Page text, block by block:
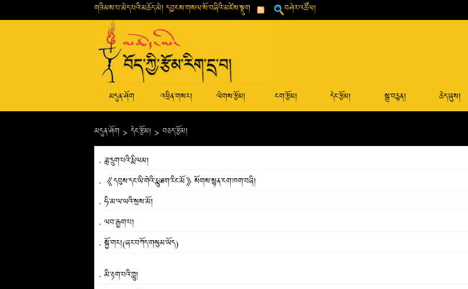
གཟིམས་པ་མེད་པའི་མཆོད་མེ། དབྱངས་གསལ་སོ་བཞིའི་མཛེས་སྡུག བཤེར་འཚོལ།
མདུན་ཤོག འཕྲིན་གསར། ལེགས་རྩོམ། ངག་རྩོམ། དེང་རྩོམ། སྒྲ་བརྙན། ཆེད་ཞུས།
མདུན་ཤོག > དེང་རྩོམ། > བཅད་རྩོམ།
ཟླ་དྲུག་པའི་རྨི་ལམ།
《དབུས་དང་ཡི་གེའི་རྨུ་ཐག་རིང་མོ》སོགས་སྙན་ངག་ཁག་བཞི།
ཧི་མ་ལ་ཡའི་སྲས་མོ།
ལབ་རྒྱག་པ།
སྐྱོ་གར།(ཞར་བཀོད་གསུམ་ཡོད)
མི་རྟག་པའི་གླུ།